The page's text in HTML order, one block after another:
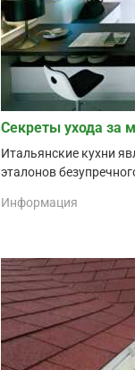
Секреты ухода за
Итальянские кухни
эталонов
Информация